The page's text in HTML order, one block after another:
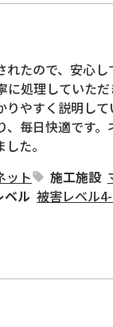
たので、安心し
処理していた
やすく説明して
毎日快適です
た。
ット 施工施設
ベル 被害レベル